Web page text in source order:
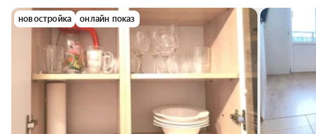
новостройка онлайн показ